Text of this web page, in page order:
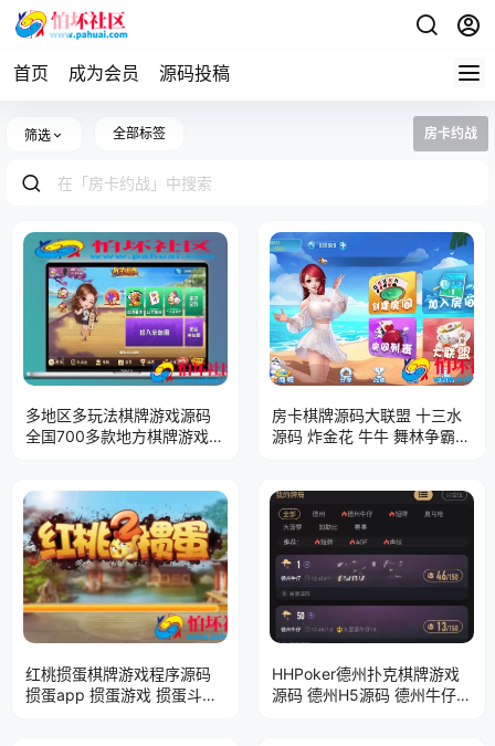
首页 成为会员 源码投稿
筛选 全部标签 房卡约战
多地区多玩法棋牌游戏源码
全国700多款地方棋牌游戏程
房卡棋牌源码大联盟 十三水
源码 炸金花 牛牛 舞林争霸
件
红桃掼蛋棋牌游戏程序源码
掼蛋app 掼蛋游戏 掼蛋斗地
HHPoker德州扑克棋牌游戏
源码 德州H5源码 德州牛仔